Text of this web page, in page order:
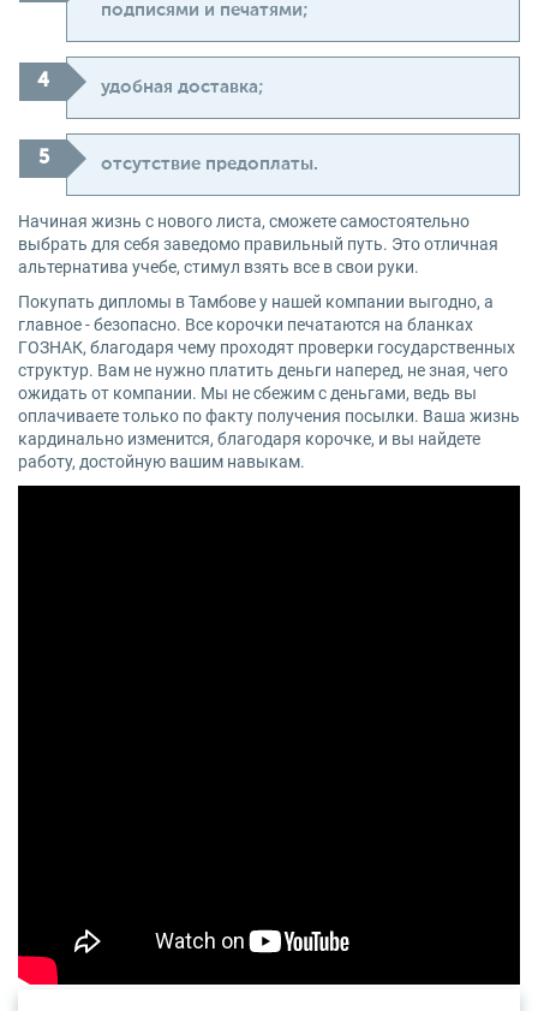
подписями и печатями;
удобная доставка;
отсутствие предоплаты.
Начиная жизнь с нового листа, сможете самостоятельно
выбрать для себя заведомо правильный путь. Это отличная
альтернатива учебе, стимул взять все в свои руки.
Покупать дипломы в Тамбове у нашей компании выгодно, а
главное - безопасно. Все корочки печатаются на бланках
ГОЗНАК, благодаря чему проходят проверки государственных
структур. Вам не нужно платить деньги наперед, не зная, чего
ожидать от компании. Мы не сбежим с деньгами, ведь вы
оплачиваете только по факту получения посылки. Ваша жизнь
кардинально изменится, благодаря корочке, и вы найдете
работу, достойную вашим навыкам.